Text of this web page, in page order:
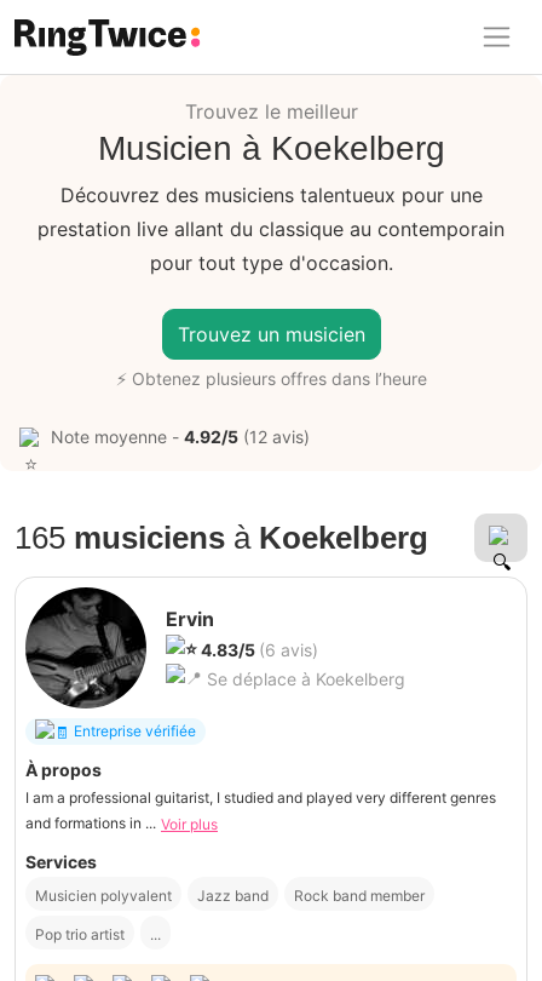
Ring Twice
Trouvez le meilleur
Musicien à Koekelberg
Découvrez des musiciens talentueux pour une
prestation live allant du classique au contemporain
pour tout type d'occasion.
Trouvez un musicien
⚡ Obtenez plusieurs offres dans l’heure
Note moyenne - 4.92/5 (12 avis)
165 musiciens à Koekelberg
Ervin
4.83/5 (6 avis)
Se déplace à Koekelberg
Entreprise vérifiée
À propos
I am a professional guitarist, I studied and played very different genres
and formations in ... Voir plus
Services
Musicien polyvalent Jazz band Rock band member
Pop trio artist ...